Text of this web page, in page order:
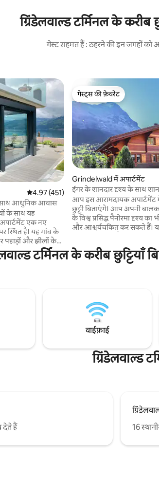
ग्रिंडेलवाल्ड टर्मिनल के
गेस्ट सहमत हैं : ठहरने की इन जगहों को
औसत रेटिंग 5 में से 4.97, 451 समीक्षाएँ
4.97 (451)
आधुनिक आवास
के साथ यह
एक नए
स्थित है। यह गांव के
पहाड़ों और झीलों के
4 पर्स के लिए
लाउंजर्स के साथ
Spiez, Aeschi,
गेस्ट्स की फ़ेवरेट
गेस्ट्स की फ़ेवरेट
Grindelwald में अपार्टमेंट
ईगर के शानदार दृश्य के साथ
आप इस आरामदायक अपार्टमेंट
छुट्टी बिताएंगे। आप अपनी
के विश्व प्रसिद्ध पैनोरमा दृश्य
और आश्चर्यचकित कर सकते हैं।
सभी लाभों का आनंद लेने के
बड़ा अपार्टमेंट दुनिया भर के
सही है और मैं सभी को
टर्मिनल के करीब
वाईफ़ाई
ग्रिंडेलवाल्ड
देते हैं
16